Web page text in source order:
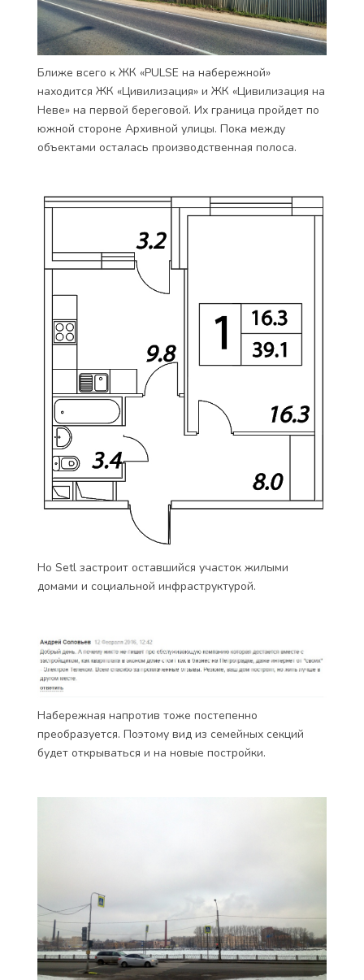
Ближе всего к ЖК «PULSE на набережной»
находится ЖК «Цивилизация» и ЖК «Цивилизация на
Неве» на первой береговой. Их граница пройдет по
южной стороне Архивной улицы. Пока между
объектами осталась производственная полоса.
Но Setl застроит оставшийся участок жилыми
домами и социальной инфраструктурой.
Набережная напротив тоже постепенно
преобразуется. Поэтому вид из семейных секций
будет открываться и на новые постройки.